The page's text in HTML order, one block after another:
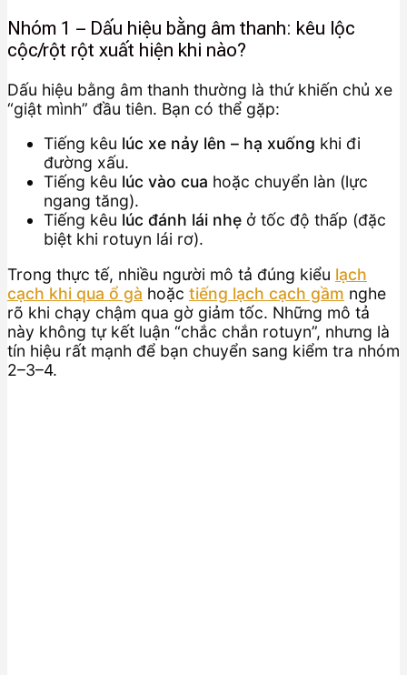
Nhóm 1 – Dấu hiệu bằng âm thanh: kêu lộc
cộc/rột rột xuất hiện khi nào?
Dấu hiệu bằng âm thanh thường là thứ khiến chủ xe
“giật mình” đầu tiên. Bạn có thể gặp:
Tiếng kêu lúc xe nảy lên – hạ xuống khi đi
đường xấu.
Tiếng kêu lúc vào cua hoặc chuyển làn (lực
ngang tăng).
Tiếng kêu lúc đánh lái nhẹ ở tốc độ thấp (đặc
biệt khi rotuyn lái rơ).
Trong thực tế, nhiều người mô tả đúng kiểu lạch
cạch khi qua ổ gà hoặc tiếng lạch cạch gầm nghe
rõ khi chạy chậm qua gờ giảm tốc. Những mô tả
này không tự kết luận “chắc chắn rotuyn”, nhưng là
tín hiệu rất mạnh để bạn chuyển sang kiểm tra nhóm
2–3–4.